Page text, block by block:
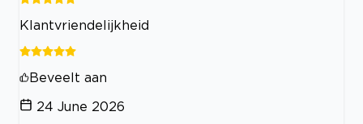
Klantvriendelijkheid
Beveelt aan
24 June 2026